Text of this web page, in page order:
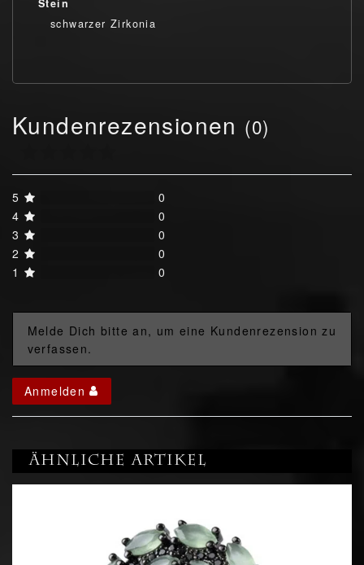
Stein
schwarzer Zirkonia
Kundenrezensionen (0)
5
0
4
0
3
0
2
0
1
0
Melde Dich bitte an, um eine Kundenrezension zu
verfassen.
Anmelden
Ähnliche Artikel